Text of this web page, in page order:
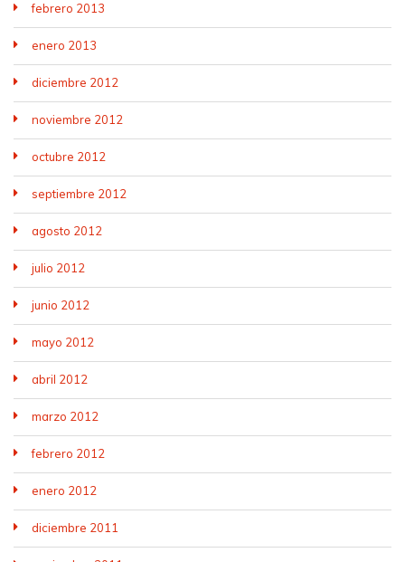
febrero 2013
enero 2013
diciembre 2012
noviembre 2012
octubre 2012
septiembre 2012
agosto 2012
julio 2012
junio 2012
mayo 2012
abril 2012
marzo 2012
febrero 2012
enero 2012
diciembre 2011